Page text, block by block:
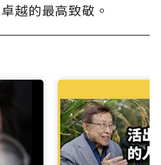
越的最高致敬。